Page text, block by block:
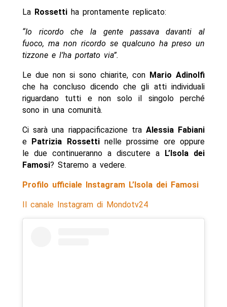
La Rossetti ha prontamente replicato:
“Io ricordo che la gente passava davanti al
fuoco, ma non ricordo se qualcuno ha preso un
tizzone e l’ha portato via”.
Le due non si sono chiarite, con Mario Adinolfi
che ha concluso dicendo che gli atti individuali
riguardano tutti e non solo il singolo perché
sono in una comunità.
Ci sarà una riappacificazione traAlessia Fabiani
e Patrizia Rossetti nelle prossime ore oppure
le due continueranno a discutere a L’Isola dei
Famosi? Staremo a vedere.
Profilo ufficiale Instagram L’Isola dei Famosi
Il canale Instagram di Mondotv24